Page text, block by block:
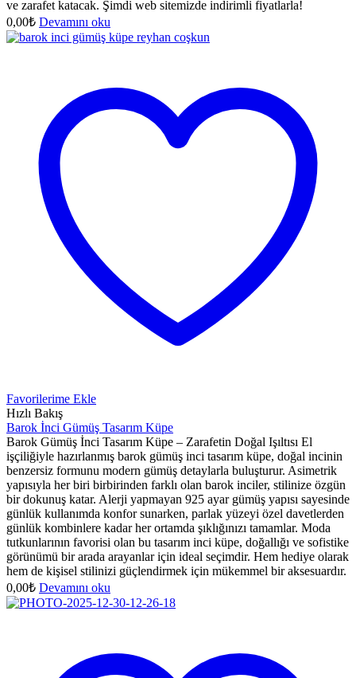
ve zarafet katacak. Şimdi web sitemizde indirimli fiyatlarla!
0,00₺ Devamını oku
Favorilerime Ekle
Hızlı Bakış
Barok İnci Gümüş Tasarım Küpe
Barok Gümüş İnci Tasarım Küpe – Zarafetin Doğal Işıltısı El
işçiliğiyle hazırlanmış barok gümüş inci tasarım küpe, doğal incinin
benzersiz formunu modern gümüş detaylarla buluşturur. Asimetrik
yapısıyla her biri birbirinden farklı olan barok inciler, stilinize özgün
bir dokunuş katar. Alerji yapmayan 925 ayar gümüş yapısı sayesinde
günlük kullanımda konfor sunarken, parlak yüzeyi özel davetlerden
günlük kombinlere kadar her ortamda şıklığınızı tamamlar. Moda
tutkunlarının favorisi olan bu tasarım inci küpe, doğallığı ve sofistike
görünümü bir arada arayanlar için ideal seçimdir. Hem hediye olarak
hem de kişisel stilinizi güçlendirmek için mükemmel bir aksesuardır.
0,00₺ Devamını oku